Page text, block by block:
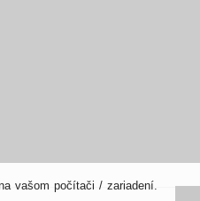
vašom počítači / zariadení.